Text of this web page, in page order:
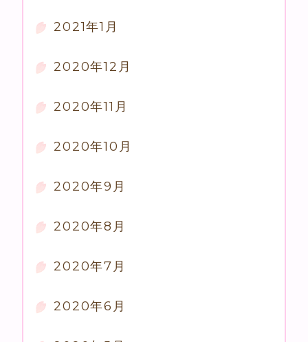
2021年1月
2020年12月
2020年11月
2020年10月
2020年9月
2020年8月
2020年7月
2020年6月